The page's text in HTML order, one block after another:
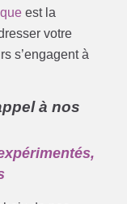
est la
votre
s’engagent à
à nos